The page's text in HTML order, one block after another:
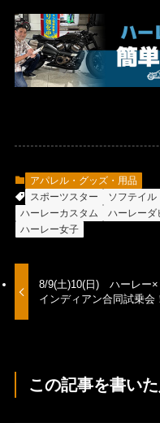
アパレル・グッズ・用品
スポーツスター
ソフテイル
ハーレーカスタム
ハーレーダ
ハーレー女子
8/9(土)10(日) ハーレー×
インディアン合同試乗会
この記事を書いた